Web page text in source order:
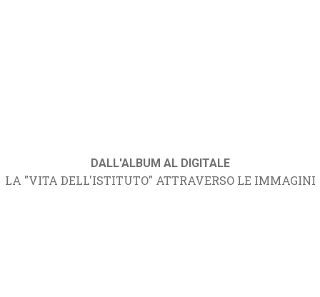
DALL'ALBUM AL DIGITALE
LA "VITA DELL'ISTITUTO" ATTRAVERSO LE IMMAGINI